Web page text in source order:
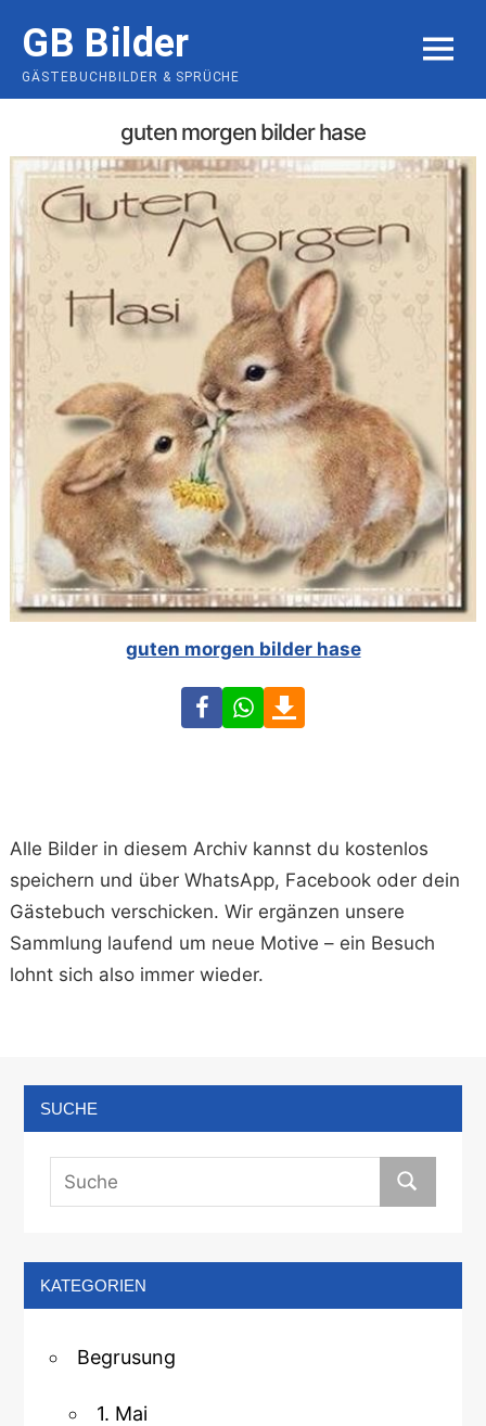
content
GB Bilder
GÄSTEBUCHBILDER & SPRÜCHE
MENU
guten morgen bilder hase
guten morgen bilder hase
FacebookWhatsApp
Alle Bilder in diesem Archiv kannst du kostenlos
speichern und über WhatsApp, Facebook oder dein
Gästebuch verschicken. Wir ergänzen unsere
Sammlung laufend um neue Motive – ein Besuch
lohnt sich also immer wieder.
SUCHE
KATEGORIEN
Begrusung
1. Mai